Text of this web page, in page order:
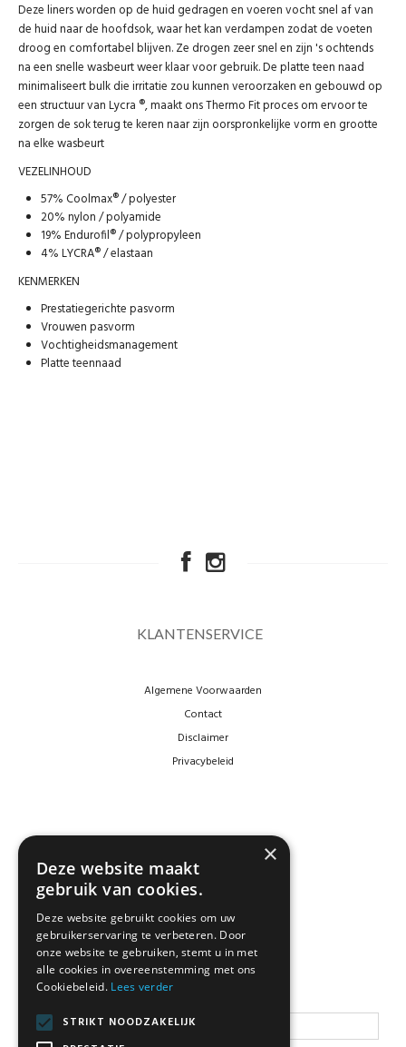
Deze liners worden op de huid gedragen en voeren vocht snel af van
de huid naar de hoofdsok, waar het kan verdampen zodat de voeten
droog en comfortabel blijven. Ze drogen zeer snel en zijn 's ochtends
na een snelle wasbeurt weer klaar voor gebruik. De platte teen naad
minimaliseert bulk die irritatie zou kunnen veroorzaken en gebouwd op
een structuur van Lycra ®, maakt ons Thermo Fit proces om ervoor te
zorgen de sok terug te keren naar zijn oorspronkelijke vorm en grootte
na elke wasbeurt
VEZELINHOUD
57% Coolmax® / polyester
20% nylon / polyamide
19% Endurofil® / polypropyleen
4% LYCRA® / elastaan
KENMERKEN
Prestatiegerichte pasvorm
Vrouwen pasvorm
Vochtigheidsmanagement
Platte teennaad
KLANTENSERVICE
Algemene Voorwaarden
Contact
Disclaimer
Privacybeleid
NEWSLETTER
Blijf op de hoogte
×
Deze website maakt
gebruik van cookies.
Deze website gebruikt cookies om uw
gebruikerservaring te verbeteren. Door
onze website te gebruiken, stemt u in met
alle cookies in overeenstemming met ons
Cookiebeleid. Lees verder
STRIKT NOODZAKELIJK